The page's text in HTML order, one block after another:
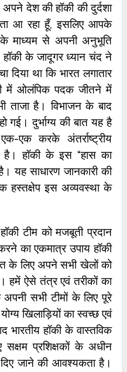
देश की हॉकी की दुर्दशा
आ रहा हूँ, इसलिए आपके
के माध्यम से अपनी अनुभूति
के जादूगर ध्यान चंद ने
था कि भारत लगातार
में ओलंपिक पदक जीतने में
ताजा है। विभाजन के बाद
गई। दुर्भाग्य की बात यह है
एक करके अंतर्राष्ट्रीय
है। हॉकी के इस “हास का
यह साधारण जानकारी की
हस्तक्षेप इस अव्यवस्था के
टीम को मजबूती प्रदान
का एकमात्र उपाय हॉकी
के लिए अपने सभी खेलों को
हमें ऐसे तंत्र एवं तरीकों का
सभी टीमों के लिए पूरे
खिलाड़ियों का स्वच्छ एवं
भारतीय हॉकी के वास्तविक
सक्षम प्रशिक्षकों के अधीन
दिए जाने की आवश्यकता है।